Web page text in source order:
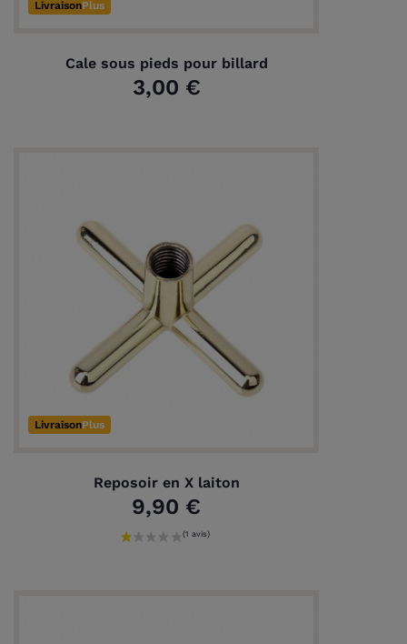
LivraisonPlus
Cale sous pieds pour billard
3,00 €
LivraisonPlus
Reposoir en X laiton
9,90 €